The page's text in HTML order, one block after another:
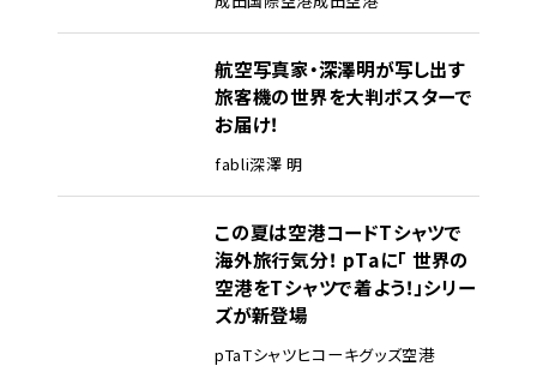
航空写真家・深澤明が写し出す
旅客機の世界を大判ポスターで
お届け！
fabli深澤 明
この夏は空港コードTシャツで
海外旅行気分！ pTaに「 世界の
空港をTシャツで着よう！」シリー
ズが新登場
pTaTシャツヒコーキグッズ空港